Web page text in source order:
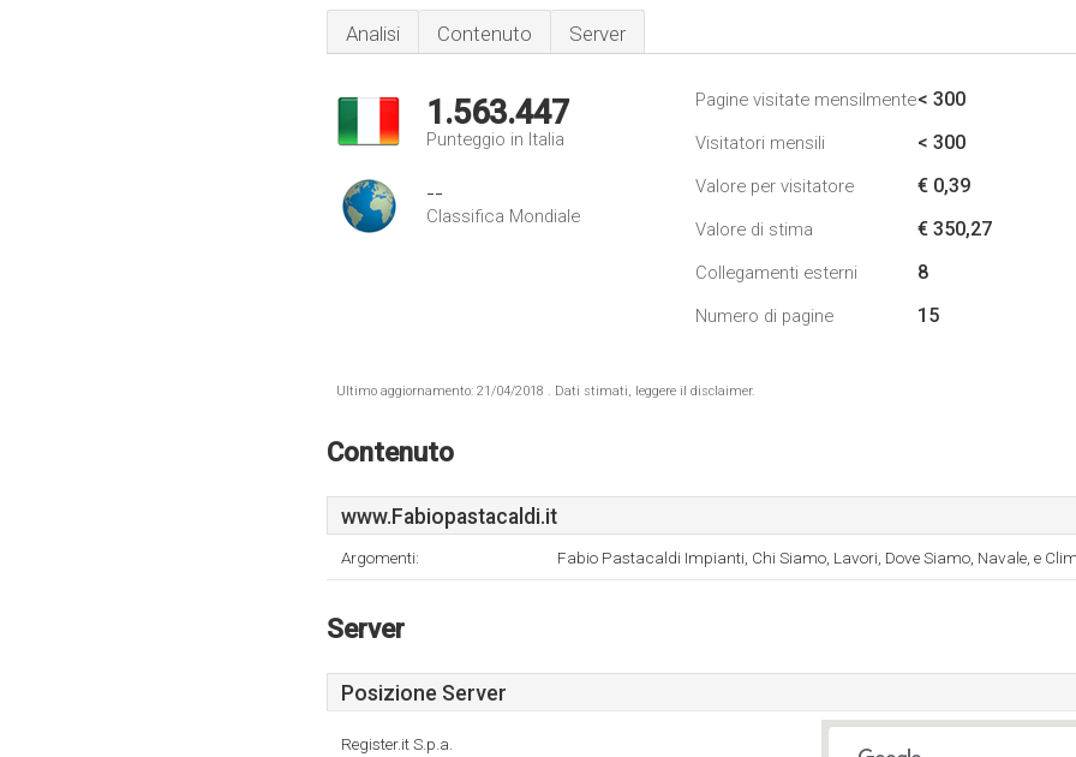
Analisi Contenuto Server
1.563.447
Punteggio in Italia
--
Classifica Mondiale
Pagine visitate mensilmente< 300
Visitatori mensili < 300
Valore per visitatore € 0,39
Valore di stima € 350,27
Collegamenti esterni 8
Numero di pagine 15
Ultimo aggiornamento: 21/04/2018 . Dati stimati, leggere il disclaimer.
Contenuto
www.Fabiopastacaldi.it
Argomenti: Fabio Pastacaldi Impianti, Chi Siamo, Lavori, Dove Siamo, Navale, e
Server
Posizione Server
Register.it S.p.a.